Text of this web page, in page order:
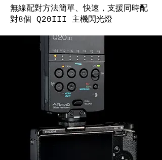
無線配對方法簡單、快速，支援同時配
對8個 Q20III 主機閃光燈